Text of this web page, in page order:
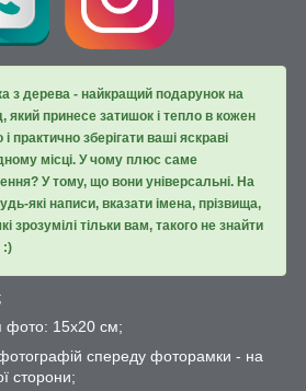
з дерева - найкращий подарунок на
який принесе затишок і тепло в кожен
практично зберігати ваші яскраві
місці. У чому плюс саме
У тому, що вони універсальні. На
які написи, вказати імена, прізвища,
зрозумілі тільки вам, такого не знайти
:)
фото: 15х20 см;
спереду фоторамки - на
сторони;